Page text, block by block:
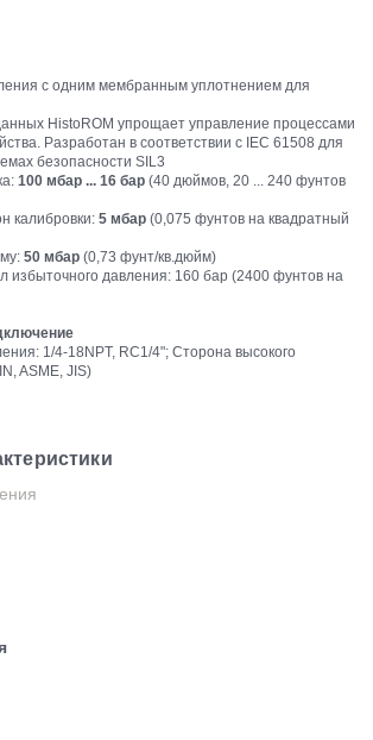
с одним мембранным уплотнением для
HistoROM упрощает управление процессами
Разработан в соответствии с IEC 61508 для
безопасности SIL3
100 мбар ... 16 бар (40 дюймов, 20 ... 240 фунтов
калибровки: 5 мбар (0,075 фунтов на квадратный
50 мбар (0,73 фунт/кв.дюйм)
избыточного давления: 160 бар (2400 фунтов на
1/4-18NPT, RC1/4"; Сторона высокого
ASME, JIS)